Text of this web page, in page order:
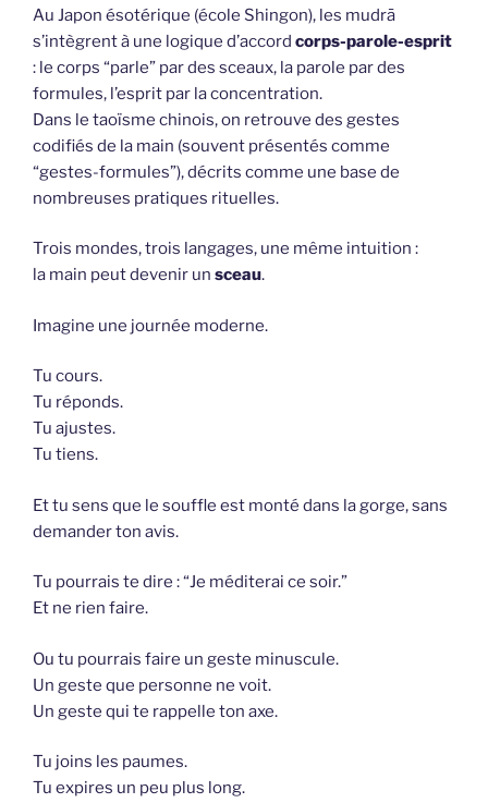
Au Japon ésotérique (école Shingon), les mudrā
s’intègrent à une logique d’accord corps-parole-esprit
: le corps “parle” par des sceaux, la parole par des
formules, l’esprit par la concentration.
Dans le taoïsme chinois, on retrouve des gestes
codifiés de la main (souvent présentés comme
“gestes-formules”), décrits comme une base de
nombreuses pratiques rituelles.
Trois mondes, trois langages, une même intuition :
la main peut devenir un sceau.
Imagine une journée moderne.
Tu cours.
Tu réponds.
Tu ajustes.
Tu tiens.
Et tu sens que le souffle est monté dans la gorge, sans
demander ton avis.
Tu pourrais te dire : “Je méditerai ce soir.”
Et ne rien faire.
Ou tu pourrais faire un geste minuscule.
Un geste que personne ne voit.
Un geste qui te rappelle ton axe.
Tu joins les paumes.
Tu expires un peu plus long.